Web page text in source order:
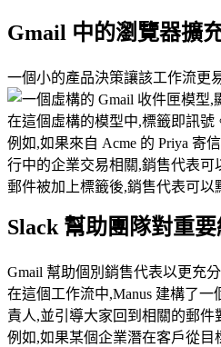
Gmail 中的瀏覽器擴
一個小的產品決策讓該工作流更
在這個虛構的模型中,標籤即訊號
例如,如果來自 Acme 的 Priya 寄
行中的企業交易相關,銷售代表可
郵件被加上標籤後,銷售代表可以
Slack 幫助團隊對重
Gmail 幫助個別銷售代表以更充
在這個工作流中,Manus 建構了
責人,並引導大家回到相關的郵件
例如,如果某個企業潛在客戶從目